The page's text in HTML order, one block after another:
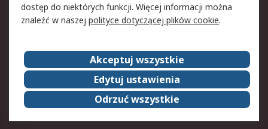
Zastrzeżenia prawne
Warunki Sprzedaży
Kontakt
O firmie RS
RS na świecie
Kariera
Nagrody dla RS
ESG
dostęp do niektórych funkcji. Więcej informacji można
znaleźć w naszej polityce dotyczącej plików cookie.
Akceptuj wszystkie
Edytuj ustawienia
Odrzuć wszystkie